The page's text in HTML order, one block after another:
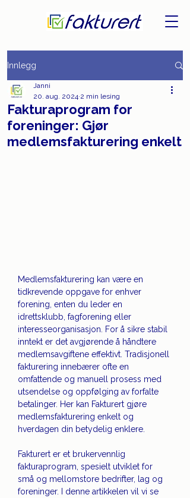
Innlegg
Fakturaprogram for
foreninger: Gjør
medlemsfakturering enkelt
Janni
20. aug. 2024 2 min lesing
Medlemsfakturering kan være en
tidkrevende oppgave for enhver
forening, enten du leder en
idrettsklubb, fagforening eller
interesseorganisasjon. For å sikre stabil
inntekt er det avgjørende å håndtere
medlemsavgiftene effektivt. Tradisjonell
fakturering innebærer ofte en
omfattende og manuell prosess med
utsendelse og oppfølging av forfalte
betalinger. Her kan Fakturert gjøre
medlemsfakturering enkelt og
hverdagen din betydelig enklere.
Fakturert er et brukervennlig
fakturaprogram, spesielt utviklet for
små og mellomstore bedrifter, lag og
foreninger. I denne artikkelen vil vi se